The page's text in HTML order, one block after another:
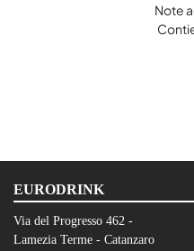
Note
EURODRINK
Via del Progresso 462 -
Lamezia Terme - Catanzaro